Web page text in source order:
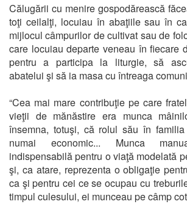
Călugării cu menire gospodărească
toţi ceilalţi, locuiau în abaţiile sau în
mijlocul câmpurilor de cultivat sau de
care locuiau departe veneau în fiecare
pentru a participa la liturgie, să
abatelui şi să ia masa cu întreaga
“Cea mai mare contribuţie pe care
vieţii de mănăstire era munca
însemna, totuşi, că rolul său în
numai economic... Munca
indispensabilă pentru o viaţă modelată
şi, ca atare, reprezenta o obligaţie
ca şi pentru cei ce se ocupau cu
timpul culesului, ei munceau pe câmp